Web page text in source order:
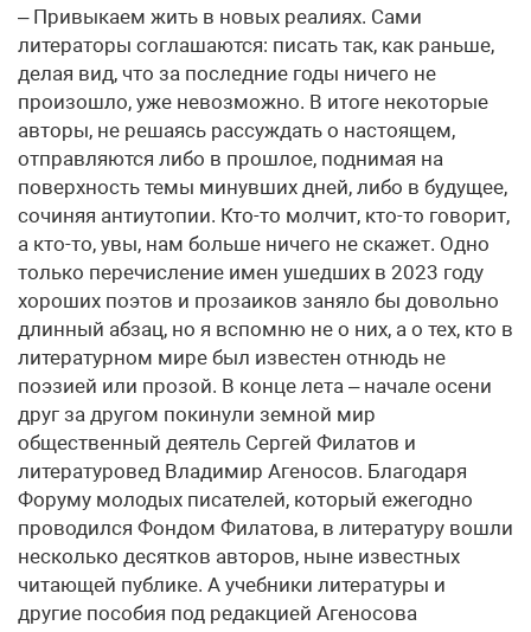
– Привыкаем жить в новых реалиях. Сами
литераторы соглашаются: писать так, как раньше,
делая вид, что за последние годы ничего не
произошло, уже невозможно. В итоге некоторые
авторы, не решаясь рассуждать о настоящем,
отправляются либо в прошлое, поднимая на
поверхность темы минувших дней, либо в будущее,
сочиняя антиутопии. Кто-то молчит, кто-то говорит,
а кто-то, увы, нам больше ничего не скажет. Одно
только перечисление имен ушедших в 2023 году
хороших поэтов и прозаиков заняло бы довольно
длинный абзац, но я вспомню не о них, а о тех, кто в
литературном мире был известен отнюдь не
поэзией или прозой. В конце лета – начале осени
друг за другом покинули земной мир
общественный деятель Сергей Филатов и
литературовед Владимир Агеносов. Благодаря
Форуму молодых писателей, который ежегодно
проводился Фондом Филатова, в литературу вошли
несколько десятков авторов, ныне известных
читающей публике. А учебники литературы и
другие пособия под редакцией Агеносова